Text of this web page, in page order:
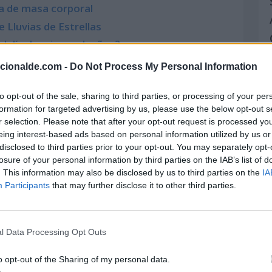
- Do Not Process My Personal Information
opt-out of the sale, sharing to third parties, or processing of your
for targeted advertising by us, please use the below opt-out
selection. Please note that after your opt-out request is processed
interest-based ads based on personal information utilized by us
to third parties prior to your opt-out. You may separately
of your personal information by third parties on the IAB’s list of
This information may also be disclosed by us to third parties on the
Participants that may further disclose it to other third parties.
Data Processing Opt Outs
opt-out of the Sharing of my personal data.
de masa corporal
Lluvias de Estrellas
día de mi cumpleaños?
y quieres enviarnos más información,
de redacción aquí.
podrían interesarte